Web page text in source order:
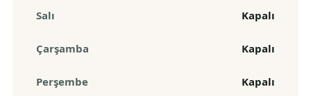
Salı Kapalı
Çarşamba Kapalı
Perşembe Kapalı